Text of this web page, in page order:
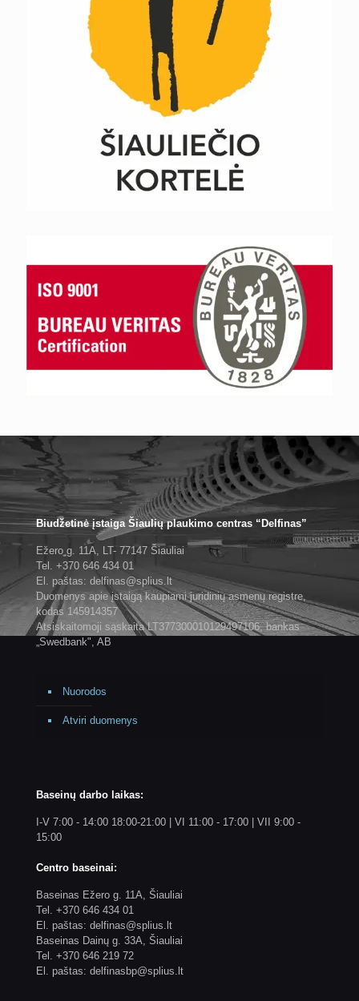
Biudžetinė įstaiga Šiaulių plaukimo centras “Delfinas”
Ežero g. 11A, LT- 77147 Šiauliai
Tel. +370 646 434 01
El. paštas: delfinas@splius.lt
Duomenys apie įstaigą kaupiami juridinių asmenų registre,
kodas 145914357
Atsiskaitomoji sąskaita LT377300010129497106, bankas
„Swedbank", AB
Nuorodos
Atviri duomenys
Baseinų darbo laikas:
I-V 7:00 - 14:00 18:00-21:00 | VI 11:00 - 17:00 | VII 9:00 -
15:00
Centro baseinai:
Baseinas Ežero g. 11A, Šiauliai
Tel. +370 646 434 01
El. paštas: delfinas@splius.lt
Baseinas Dainų g. 33A, Šiauliai
Tel. +370 646 219 72
El. paštas: delfinasbp@splius.lt